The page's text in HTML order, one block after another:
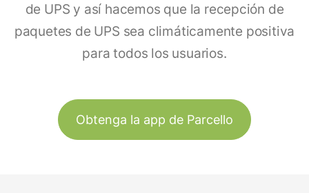
de UPS y así hacemos que la recepción de
paquetes de UPS sea climáticamente positiva
para todos los usuarios.
Obtenga la app de Parcello